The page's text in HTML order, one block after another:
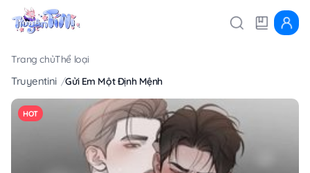
Trang chủThể loại
Truyentini Gửi Em Một Định Mệnh
HOT